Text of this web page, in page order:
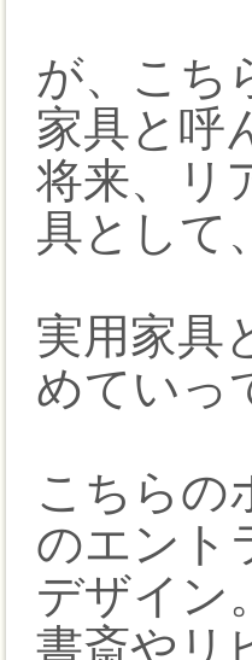
が、こち
家具と呼
将来、リ
具として
実用家具
めていっ
こちらの
のエント
デザイン。
書斎やリ